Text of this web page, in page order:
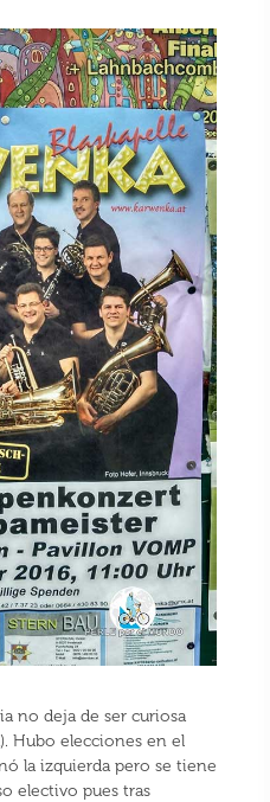
no deja de ser curiosa
Hubo elecciones en el
la izquierda pero se tiene
electivo pues tras